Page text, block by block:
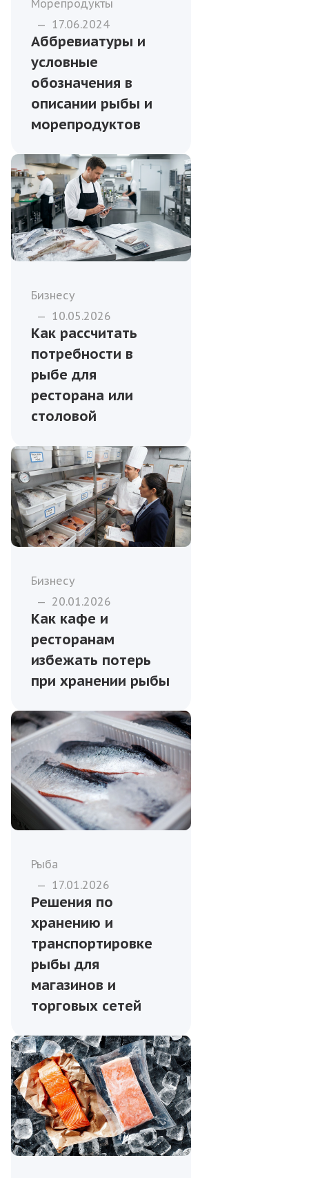
Морепродукты
— 17.06.2024
Аббревиатуры и
условные
обозначения в
описании рыбы и
морепродуктов
Бизнесу
— 10.05.2026
Как рассчитать
потребности в
рыбе для
ресторана или
столовой
Бизнесу
— 20.01.2026
Как кафе и
ресторанам
избежать потерь
при хранении рыбы
Рыба
— 17.01.2026
Решения по
хранению и
транспортировке
рыбы для
магазинов и
торговых сетей